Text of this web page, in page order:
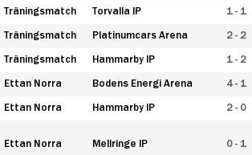
Träningsmatch Torvalla IP 1 - 1
Träningsmatch Platinumcars Arena 2 - 2
Träningsmatch Hammarby IP 1 - 2
Ettan Norra Bodens Energi Arena 4 - 1
Ettan Norra Hammarby IP 2 - 0
Ettan Norra Mellringe IP 0 - 1